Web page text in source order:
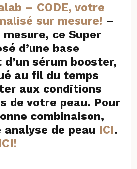
– CODE, votre
sur mesure! –
ce Super
d’une base
sérum booster,
au fil du temps
aux conditions
de votre peau. Pour
combinaison,
de peau ICI.